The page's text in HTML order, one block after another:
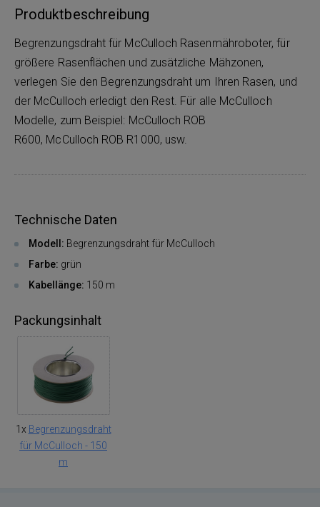
Produktbeschreibung
Begrenzungsdraht für McCulloch Rasenmähroboter, für
größere Rasenflächen und zusätzliche Mähzonen,
verlegen Sie den Begrenzungsdraht um Ihren Rasen, und
der McCulloch erledigt den Rest. Für alle McCulloch
Modelle, zum Beispiel: McCulloch ROB
R600, McCulloch ROB R1000, usw.
Technische Daten
Modell: Begrenzungsdraht für McCulloch
Farbe: grün
Kabellänge: 150 m
Packungsinhalt
1x Begrenzungsdraht
für McCulloch - 150
m